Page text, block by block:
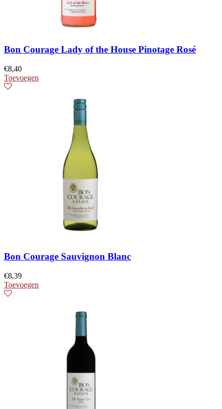
Bon Courage Lady of the House Pinotage Rosé
€8,40
Toevoegen
Bon Courage Sauvignon Blanc
€8,39
Toevoegen